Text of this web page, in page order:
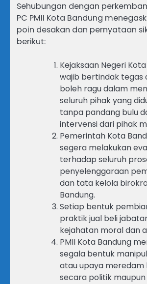
Sehubungan dengan
PC PMII Kota Bandung
poin desakan dan pernyataan
berikut:
Kejaksaan Negeri
wajib bertindak tegas
boleh ragu dalam
seluruh pihak yang
tanpa pandang bulu
intervensi dari pihak
Pemerintah Kota
segera melakukan
terhadap seluruh
penyelenggaraan
dan tata kelola
Bandung.
Setiap bentuk
praktik jual beli
kejahatan moral dan
PMII Kota Bandung
segala bentuk
atau upaya meredam
secara politik